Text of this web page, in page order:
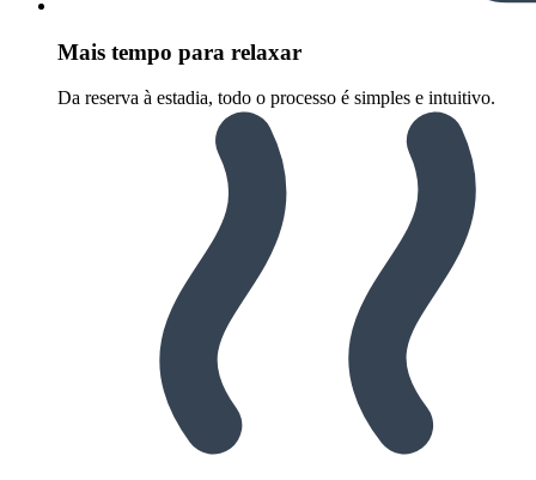
Mais tempo para relaxar
Da reserva à estadia, todo o processo é simples e intuitivo.